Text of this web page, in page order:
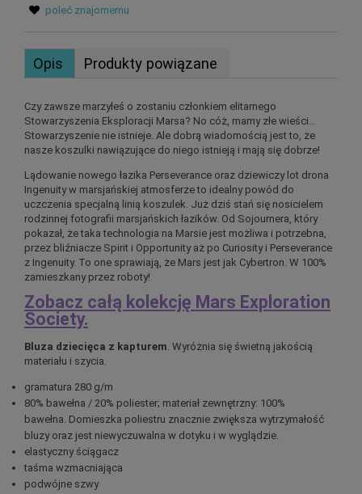
poleć znajomemu
Opis Produkty powiązane
Czy zawsze marzyłeś o zostaniu członkiem elitarnego
Stowarzyszenia Eksploracji Marsa? No cóż, mamy złe wieści…
Stowarzyszenie nie istnieje. Ale dobrą wiadomością jest to, że
nasze koszulki nawiązujące do niego istnieją i mają się dobrze!
Lądowanie nowego łazika Perseverance oraz dziewiczy lot drona
Ingenuity w marsjańskiej atmosferze to idealny powód do
uczczenia specjalną linią koszulek. Już dziś stań się nosicielem
rodzinnej fotografii marsjańskich łazików. Od Sojournera, który
pokazał, że taka technologia na Marsie jest możliwa i potrzebna,
przez bliźniacze Spirit i Opportunity aż po Curiosity i Perseverance
z Ingenuity. To one sprawiają, że Mars jest jak Cybertron. W 100%
zamieszkany przez roboty!
Zobacz całą kolekcję Mars Exploration
Society.
Bluza dziecięca z kapturem . Wyróżnia się świetną jakością
materiału i szycia.
gramatura 280 g/m
80% bawełna / 20% poliester; materiał zewnętrzny: 100%
bawełna. Domieszka poliestru znacznie zwiększa wytrzymałość
bluzy oraz jest niewyczuwalna w dotyku i w wyglądzie.
elastyczny ściągacz
taśma wzmacniająca
podwójne szwy